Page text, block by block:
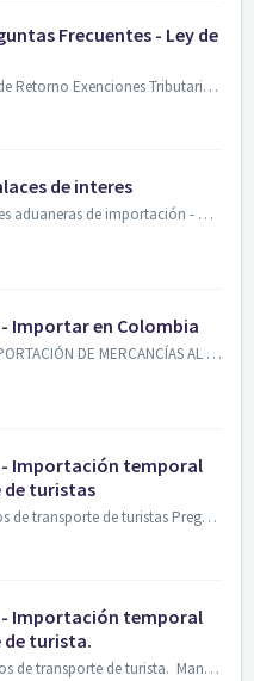
Frecuentes - Ley de
TABLA DE CONTENIDOS Tipos de Retorno Exenciones Tributarias Registro Único de Retornados ¿Cuál es el objeto de la Ley 1565 de 2012? Crear inc...
de interes
Proceso de carga en operaciones aduaneras de importación - DIAN Links de ayuda Colombia: Superintendencia de Sociedades http://www.supe...
- Importar en Colombia
FORMALIDADES ADUANERAS IMPORTACIÓN DE MERCANCÍAS AL TERRITORIO ADUANERO NACIONAL Preguntas frecuentes ¿Cuál es el trámite inicial para i...
- Importación temporal
de turistas
Importación temporal de medios de transporte de turistas Preguntas frecuentes Para ingresar un vehículo bajo la modalidad de temporal de turistas, ¿es ...
- Importación temporal
de turista.
Importación temporal de medios de transporte de turista. Manual de usuario Ingresa aquí y descarga el manual de usuario de Importación temporal ...